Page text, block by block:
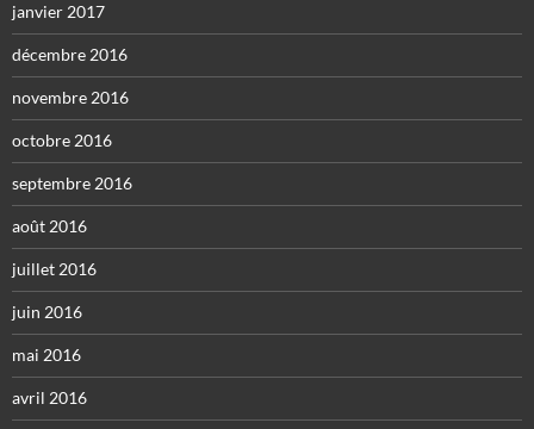
janvier 2017
décembre 2016
novembre 2016
octobre 2016
septembre 2016
août 2016
juillet 2016
juin 2016
mai 2016
avril 2016